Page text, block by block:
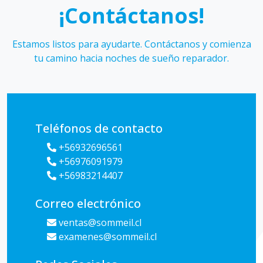
¡Contáctanos!
Estamos listos para ayudarte. Contáctanos y comienza
tu camino hacia noches de sueño reparador.
Teléfonos de contacto
+56932696561
+56976091979
+56983214407
Correo electrónico
ventas@sommeil.cl
examenes@sommeil.cl